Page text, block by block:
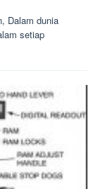
Dalam dunia
setiap